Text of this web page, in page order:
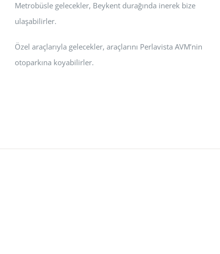
Metrobüsle gelecekler, Beykent durağında inerek bize
ulaşabilirler.
Özel araçlarıyla gelecekler, araçlarını Perlavista AVM’nin
otoparkına koyabilirler.